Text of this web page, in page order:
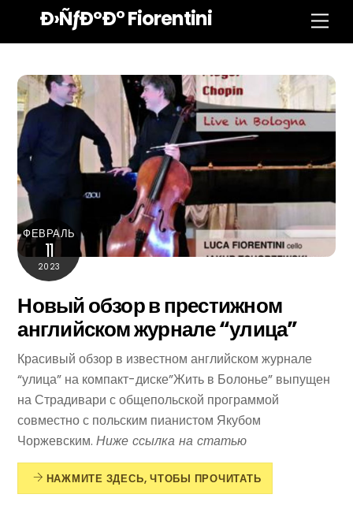
перейтиÐ›ÑƒÐºÐ° Fiorentini
ФЕВРАЛЬ
11
2023
Новый обзор в престижном
английском журнале “улица”
Красивый обзор в известном английском журнале
“улица” на компакт-диске”Жить в Болонье” выпущен
на Страдивари с общепольской программой
совместно с польским пианистом Якубом
Чоржевским.Ниже ссылка на статью
НАЖМИТЕ ЗДЕСЬ, ЧТОБЫ ПРОЧИТАТЬ